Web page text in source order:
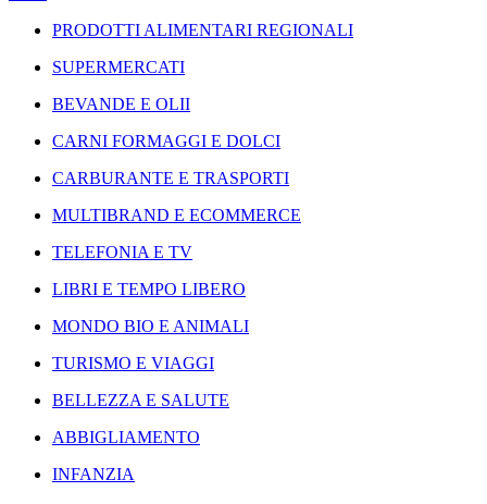
PRODOTTI ALIMENTARI REGIONALI
SUPERMERCATI
BEVANDE E OLII
CARNI FORMAGGI E DOLCI
CARBURANTE E TRASPORTI
MULTIBRAND E ECOMMERCE
TELEFONIA E TV
LIBRI E TEMPO LIBERO
MONDO BIO E ANIMALI
TURISMO E VIAGGI
BELLEZZA E SALUTE
ABBIGLIAMENTO
INFANZIA